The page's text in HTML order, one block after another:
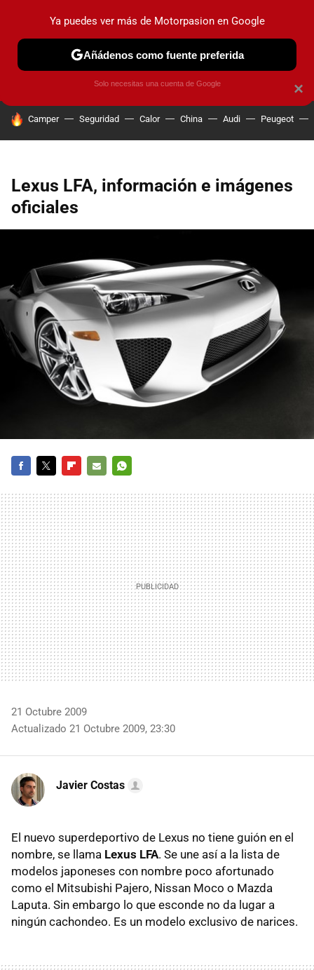
PRUEBAS COCHES ELÉCTRICOS OBSERVATORIO
HOY SE HABLA DE
Camper Seguridad Calor China Audi Peugeot
Lexus LFA, información e imágenes
oficiales
MAIL
21 Octubre 2009
Actualizado 21 Octubre 2009, 23:30
Javier Costas
El nuevo superdeportivo de Lexus no tiene guión en el
nombre, se llama Lexus LFA. Se une así a la lista de
modelos japoneses con nombre poco afortunado
como el Mitsubishi Pajero, Nissan Moco o Mazda
Laputa. Sin embargo lo que esconde no da lugar a
ningún cachondeo. Es un modelo exclusivo de narices.
×
Ya puedes ver más de Motorpasion en Google
Añádenos como fuente preferida
Solo necesitas una cuenta de Google